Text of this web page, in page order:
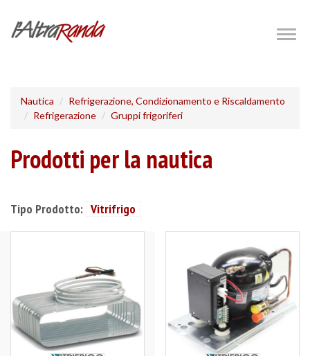
Nautica
Refrigerazione, Condizionamento e Riscaldamento
Refrigerazione
Gruppi frigoriferi
Prodotti per la nautica
Tipo Prodotto: Vitrifrigo